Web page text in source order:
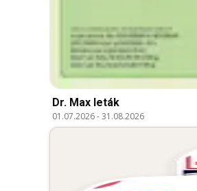
Dr. Max leták
01.07.2026-31.08.2026